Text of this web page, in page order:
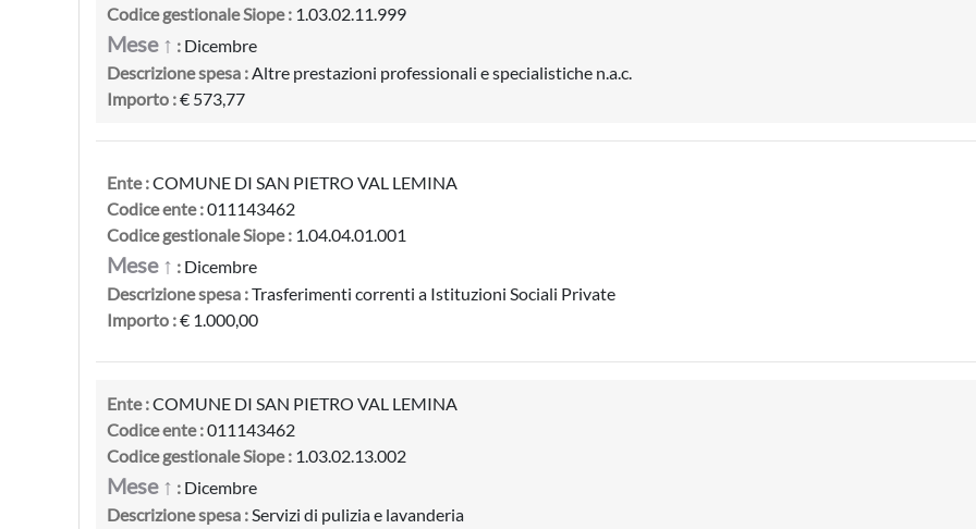
Codice gestionale Siope : 1.03.02.11.999
Mese ↑ : Dicembre
Descrizione spesa :Altre prestazioni professionali e specialistiche n.a.c.
Importo :€ 573,77
Ente :COMUNE DI SAN PIETRO VAL LEMINA
Codice ente :011143462
Codice gestionale Siope : 1.04.04.01.001
Mese ↑ : Dicembre
Descrizione spesa :Trasferimenti correnti a Istituzioni Sociali Private
Importo :€ 1.000,00
Ente :COMUNE DI SAN PIETRO VAL LEMINA
Codice ente :011143462
Codice gestionale Siope : 1.03.02.13.002
Mese ↑ : Dicembre
Descrizione spesa :Servizi di pulizia e lavanderia